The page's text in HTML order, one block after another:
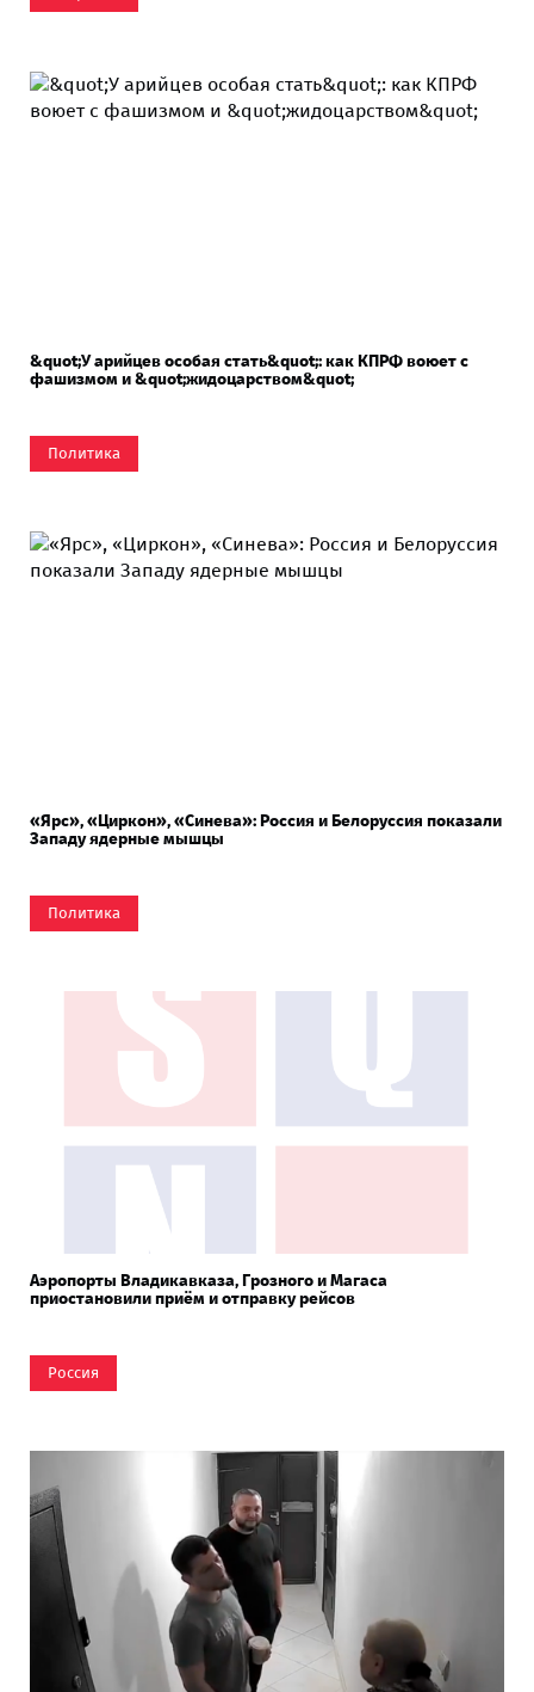
&quot;У арийцев особая стать&quot;: как КПРФ воюет с
фашизмом и &quot;жидоцарством&quot;
Политика
«Ярс», «Циркон», «Синева»: Россия и Белоруссия показали
Западу ядерные мышцы
Политика
Аэропорты Владикавказа, Грозного и Магаса
приостановили приём и отправку рейсов
Россия